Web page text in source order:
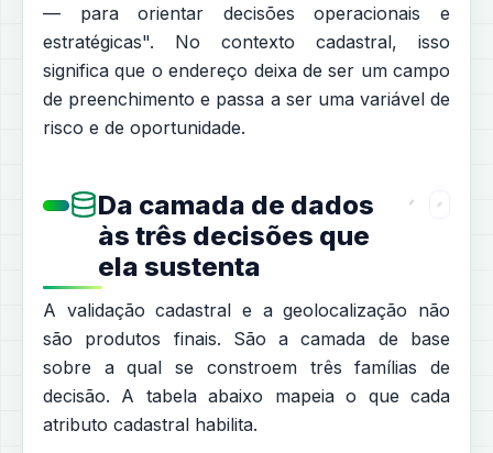
— para orientar decisões operacionais e
estratégicas". No contexto cadastral, isso
significa que o endereço deixa de ser um campo
de preenchimento e passa a ser uma variável de
risco e de oportunidade.
Da camada de dados
às três decisões que
ela sustenta
A validação cadastral e a geolocalização não
são produtos finais. São a camada de base
sobre a qual se constroem três famílias de
decisão. A tabela abaixo mapeia o que cada
atributo cadastral habilita.